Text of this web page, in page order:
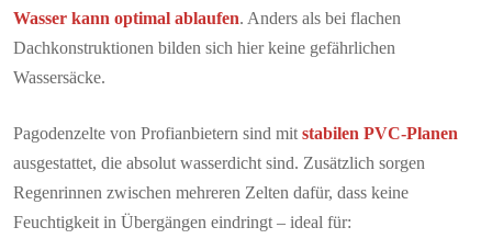
Wasser kann optimal ablaufen. Anders als bei flachen
Dachkonstruktionen bilden sich hier keine gefährlichen
Wassersäcke.
Pagodenzelte von Profianbietern sind mit stabilen PVC-Planen
ausgestattet, die absolut wasserdicht sind. Zusätzlich sorgen
Regenrinnen zwischen mehreren Zelten dafür, dass keine
Feuchtigkeit in Übergängen eindringt – ideal für: